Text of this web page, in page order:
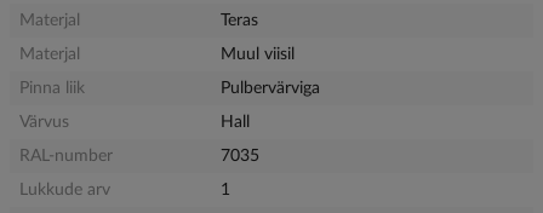
Materjal
Teras
Materjal
Muul viisil
Pinna liik
Pulbervärviga
Värvus
Hall
RAL-number
7035
Lukkude arv
1